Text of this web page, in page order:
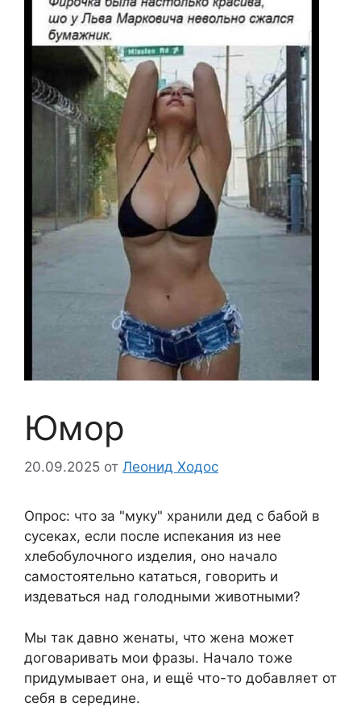
Юмор
20.09.2025 от Леонид Ходос
Опрос: что за "муку" хранили дед с бабой в
сусеках, если после испекания из нее
хлебобулочного изделия, оно начало
самостоятельно кататься, говорить и
издеваться над голодными животными?
Мы так давно женаты, что жена может
договаривать мои фразы. Начало тоже
придумывает она, и ещё что-то добавляет от
себя в середине.